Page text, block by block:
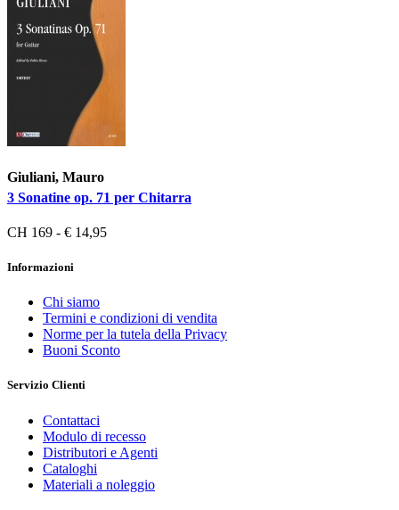
Giuliani, Mauro
3 Sonatine op. 71 per Chitarra
CH 169 - € 14,95
Informazioni
Chi siamo
Termini e condizioni di vendita
Norme per la tutela della Privacy
Buoni Sconto
Servizio Clienti
Contattaci
Modulo di recesso
Distributori e Agenti
Cataloghi
Materiali a noleggio